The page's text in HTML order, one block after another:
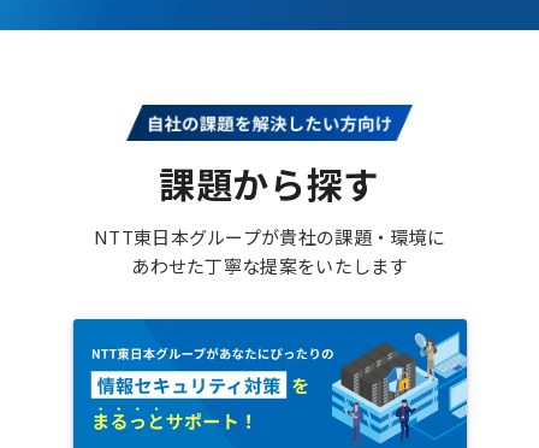
課題から探す
NTT東日本グループが貴社の課題・環境に
あわせた丁寧な提案をいたします